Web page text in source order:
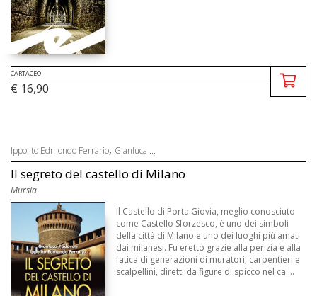
CARTACEO
€ 16,90
Ippolito Edmondo Ferrario, Gianluca ...
Il segreto del castello di Milano
Mursia
Il Castello di Porta Giovia, meglio conosciuto
come Castello Sforzesco, è uno dei simboli
della città di Milano e uno dei luoghi più amati
dai milanesi. Fu eretto grazie alla perizia e alla
fatica di generazioni di muratori, carpentieri e
scalpellini, diretti da figure di spicco nel ca ...